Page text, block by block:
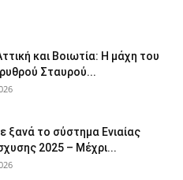
και Βοιωτία: Η μάχη του
Σταυρού...
ξανά το σύστημα Ενιαίας
2025 – Μέχρι...